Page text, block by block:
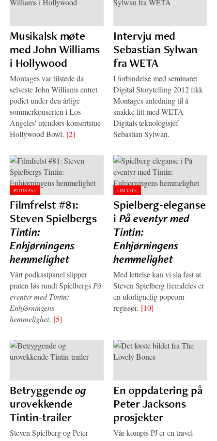
Musikalsk møte
med John Williams
i Hollywood
Montages var tilstede da
selveste John Williams entret
podiet under den årlige
sommerkonserten i Los
Angeles' utendørs konsertstue
Hollywood Bowl. [2]
Intervju med
Sebastian Sylwan
fra WETA
I forbindelse med seminaret
Digital Storytelling 2012 fikk
Montages anledning til å
snakke litt med WETA
Digitals teknologisjef
Sebastian Sylwan.
PODKAST
Filmfrelst #81:
Steven Spielbergs
Tintin:
Enhjørningens
hemmelighet
Vårt podkastpanel slipper
praten løs rundt Spielbergs På
eventyr med Tintin:
Enhjørningens
hemmelighet. [5]
OMTALE
Spielberg-eleganse
i På eventyr med
Tintin:
Enhjørningens
hemmelighet
Med lettelse kan vi slå fast at
Steven Spielberg fremdeles er
en uforlignelig popcorn-
regissør. [10]
Betryggendeog
urovekkende
Tintin-trailer
Steven Spielberg og Peter
En oppdatering på
Peter Jacksons
prosjekter
Vår kompis PJ er en travel